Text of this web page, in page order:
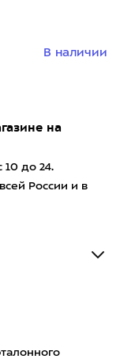
на
до 24.
России и в
В наличии